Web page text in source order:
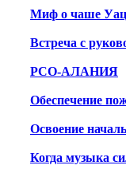
Миф о чаше
Встреча с
РСО-АЛАНИЯ
Обеспечение
Освоение
Когда музыка